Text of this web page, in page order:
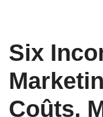
Six
Coûts,